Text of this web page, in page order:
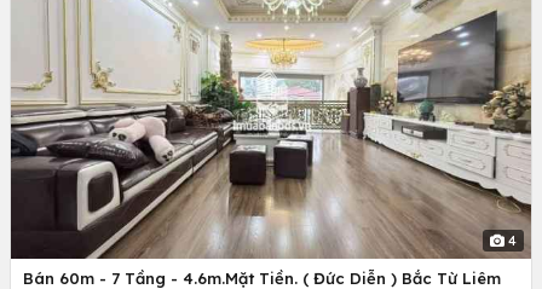
4
Bán 60m - 7 Tầng - 4.6m.Mặt Tiền. ( Đức Diễn ) Bắc Từ Liêm